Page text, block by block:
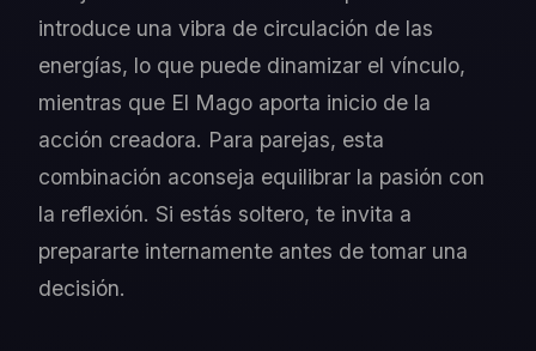
introduce una vibra de circulación de las
energías, lo que puede dinamizar el vínculo,
mientras que El Mago aporta inicio de la
acción creadora. Para parejas, esta
combinación aconseja equilibrar la pasión con
la reflexión. Si estás soltero, te invita a
prepararte internamente antes de tomar una
decisión.